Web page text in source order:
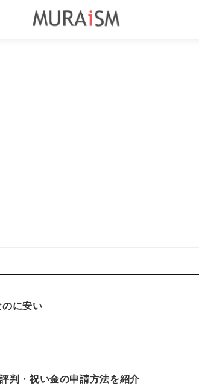
に安い
判・祝い金の申請方法を紹介